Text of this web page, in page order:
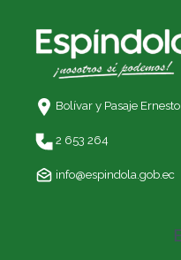
Bolívar y Pasaje
2 653 264
info@espindola.gob.ec